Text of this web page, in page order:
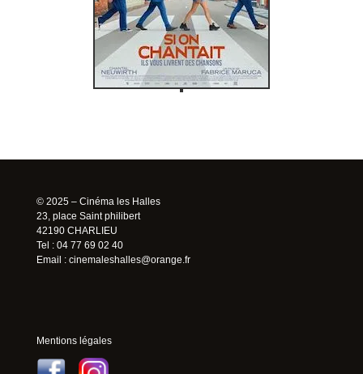
© 2025 – Cinéma les Halles
23, place Saint philibert
42190 CHARLIEU
Tel : 04 77 69 02 40
Email : cinemaleshalles@orange.fr
Mentions légales